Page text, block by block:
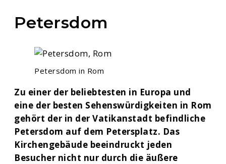
Petersdom
Petersdom in Rom
Zu einer der beliebtesten in Europa und
eine der besten Sehenswürdigkeiten in Rom
gehört der in der Vatikanstadt befindliche
Petersdom auf dem Petersplatz. Das
Kirchengebäude beeindruckt jeden
Besucher nicht nur durch die äußere